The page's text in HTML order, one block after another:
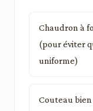
Chaudron à
(pour éviter
uniforme)
Couteau